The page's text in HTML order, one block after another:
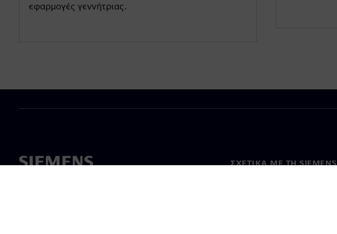
εφαρμογές γεννήτριας.
ΣΧΕΤΙΚΆ ΜΕ ΤΗ SIEMENS